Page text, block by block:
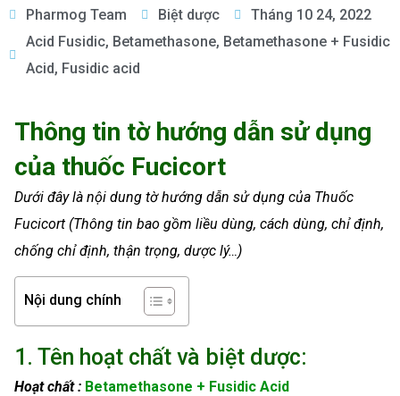
Pharmog Team Biệt dược
Tháng 10 24, 2022
Acid Fusidic, Betamethasone, Betamethasone + Fusidic
Acid, Fusidic acid
Thông tin tờ hướng dẫn sử dụng
của thuốc Fucicort
Dưới đây là nội dung tờ hướng dẫn sử dụng của Thuốc
Fucicort (Thông tin bao gồm liều dùng, cách dùng, chỉ định,
chống chỉ định, thận trọng, dược lý…)
Nội dung chính
1. Tên hoạt chất và biệt dược:
Hoạt chất : Betamethasone + Fusidic Acid